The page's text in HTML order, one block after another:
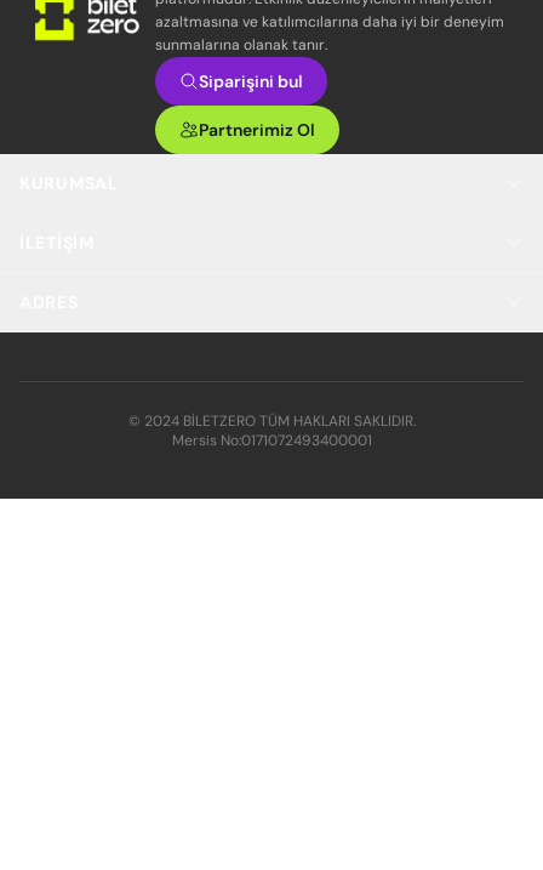
azaltmasına ve katılımcılarına daha iyi bir deneyim
sunmalarına olanak tanır.
Siparişini bul
Partnerimiz Ol
© 2024 BİLETZERO TÜM HAKLARI SAKLIDIR.
Mersis No:0171072493400001